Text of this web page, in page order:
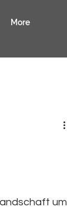
More
um